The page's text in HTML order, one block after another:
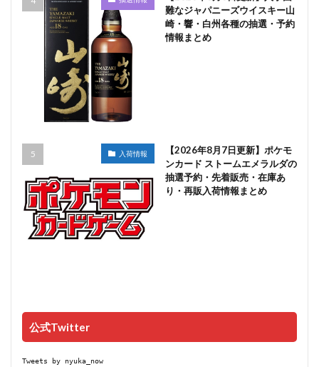
難なジャパニーズウイスキー山
崎・響・白州各種の抽選・予約
情報まとめ
入荷情報
【2026年8月7日更新】ポケモ
ンカード ストームエメラルダの
抽選予約・先着販売・在庫あ
り・再販入荷情報まとめ
公式Twitter
Tweets by nyuka_now